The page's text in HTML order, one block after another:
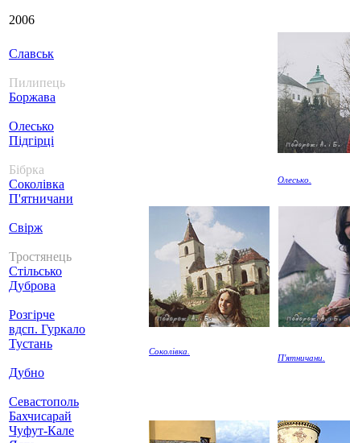
2006
Славськ
Пилипець
Боржава
Олесько
Підгірці
Бібрка
Соколівка
П'ятничани
Свірж
Тростянець
Стільсько
Дуброва
Розгірче
вдсп. Гуркало
Тустань
Дубно
Севастополь
Бахчисарай
Чуфут-Кале
Олесько.
Соколівка.
П'ятничани.